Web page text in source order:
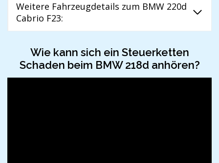
Weitere Fahrzeugdetails zum BMW 220d
Cabrio F23:
Wie kann sich ein Steuerketten
Schaden beim BMW 218d anhören?